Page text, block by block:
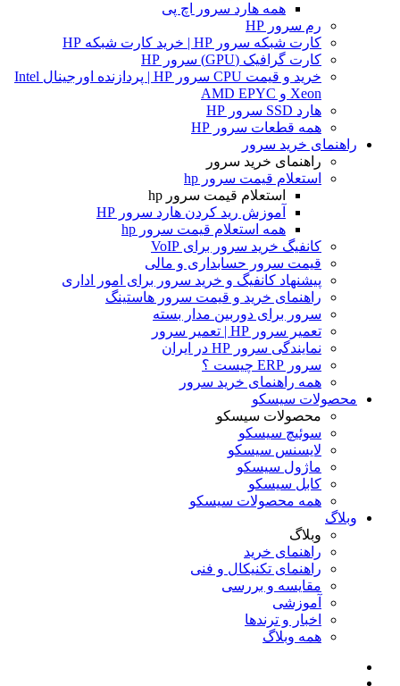
همه هارد سرور اچ پی
رم سرور HP
کارت شبکه سرور HP | خرید کارت شبکه HP
کارت گرافیک (GPU) سرور HP
خرید و قیمت CPU سرور HP | پردازنده اورجینال Intel
Xeon و AMD EPYC
هارد SSD سرور HP
همه قطعات سرور HP
راهنمای خرید سرور
راهنمای خرید سرور
استعلام قیمت سرور hp
استعلام قیمت سرور hp
آموزش ريد كردن هارد سرور HP
همه استعلام قیمت سرور hp
کانفیگ خرید سرور برای VoIP
قیمت سرور حسابداری و مالی
پیشنهاد کانفیگ و خرید سرور برای امور اداری
راهنمای خرید و قیمت سرور هاستینگ
سرور برای دوربین مدار بسته
تعمیر سرور HP | تعمیر سرور
نمایندگی سرور HP در ایران
سرور ERP چیست ؟
همه راهنمای خرید سرور
محصولات سیسکو
محصولات سیسکو
سوئیچ سیسکو
لایسنس سیسکو
ماژول سیسکو
کابل سیسکو
همه محصولات سیسکو
وبلاگ
وبلاگ
راهنمای خرید
راهنمای تکنیکال و فنی
مقایسه و بررسی
آموزشی
اخبار و ترندها
همه وبلاگ